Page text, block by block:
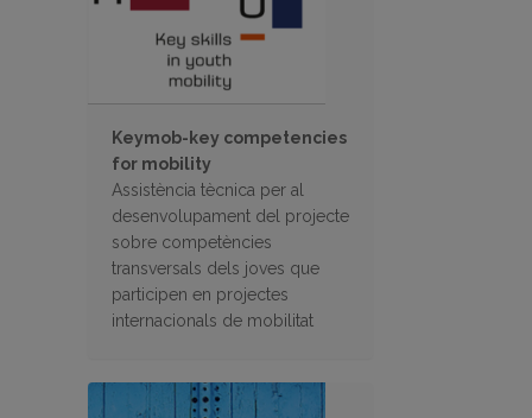
Keymob-key competencies
for mobility
Assistència tècnica per al
desenvolupament del projecte
sobre competències
transversals dels joves que
participen en projectes
internacionals de mobilitat